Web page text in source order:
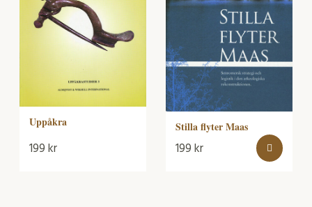
Uppåkra
199kr
Stilla flyter Maas
199kr